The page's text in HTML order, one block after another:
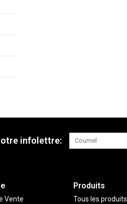
infolettre:
Vente
Produits
Tous les produits